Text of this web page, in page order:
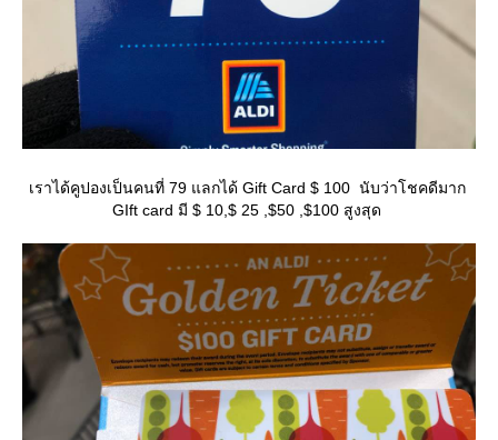
เราได้คูปองเป็นคนที่ 79 แลกได้ Gift Card $ 100 นับว่าโชคดีมาก
GIft card มี $ 10,$ 25 ,$50 ,$100 สูงสุด